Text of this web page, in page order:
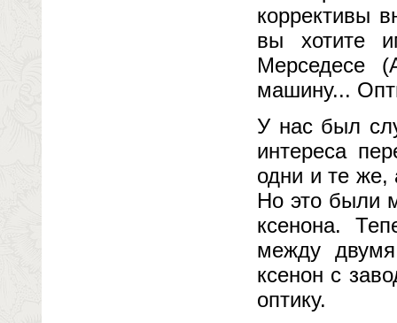
коррективы
вы хотите
Мерседесе
машину...
У нас был
интереса
одни и те же,
Но это были
ксенона.
между
ксенон с
оптику.